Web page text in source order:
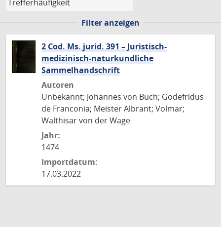
Filter anzeigen
2 Cod. Ms. jurid. 391 – Juristisch-
medizinisch-naturkundliche
Sammelhandschrift
Autoren
Unbekannt; Johannes von Buch; Godefridus
de Franconia; Meister Albrant; Volmar;
Walthisar von der Wage
Jahr:
1474
Importdatum:
17.03.2022